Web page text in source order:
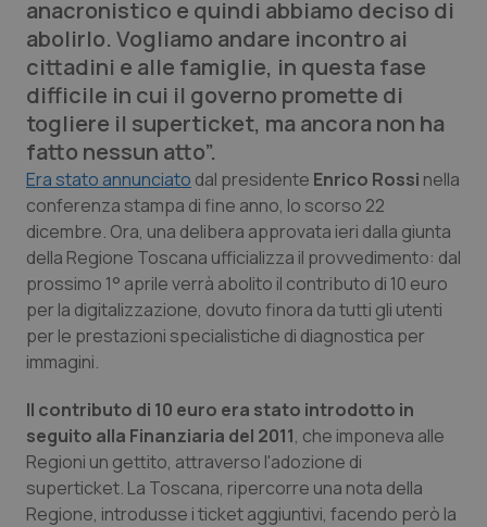
Abruzzo
Basilicata
Calabria
Campania
Emilia-Romagna
Friuli Venezia Giulia
Liguria
Lombardia
QS Pro Gold
Artrite & artrosi
Asma & BPCO
Car-T
Colesterolo & coronaropatie
Dermatite Atopica
Disturbi dell’umore
Dolore
QS Club Newsletter
anacronistico e quindi abbiamo deciso di
abolirlo. Vogliamo andare incontro ai
cittadini e alle famiglie, in questa fase
difficile in cui il governo promette di
togliere il superticket, ma ancora non ha
fatto nessun atto”.
Era stato annunciato dal presidente Enrico Rossi nella
conferenza stampa di fine anno, lo scorso 22
dicembre. Ora, una delibera approvata ieri dalla giunta
della Regione Toscana ufficializza il provvedimento: dal
prossimo 1° aprile verrà abolito il contributo di 10 euro
per la digitalizzazione, dovuto finora da tutti gli utenti
per le prestazioni specialistiche di diagnostica per
immagini.
Il contributo di 10 euro era stato introdotto in
seguito alla Finanziaria del 2011, che imponeva alle
Regioni un gettito, attraverso l'adozione di
superticket. La Toscana, ripercorre una nota della
Regione, introdusse i ticket aggiuntivi, facendo però la